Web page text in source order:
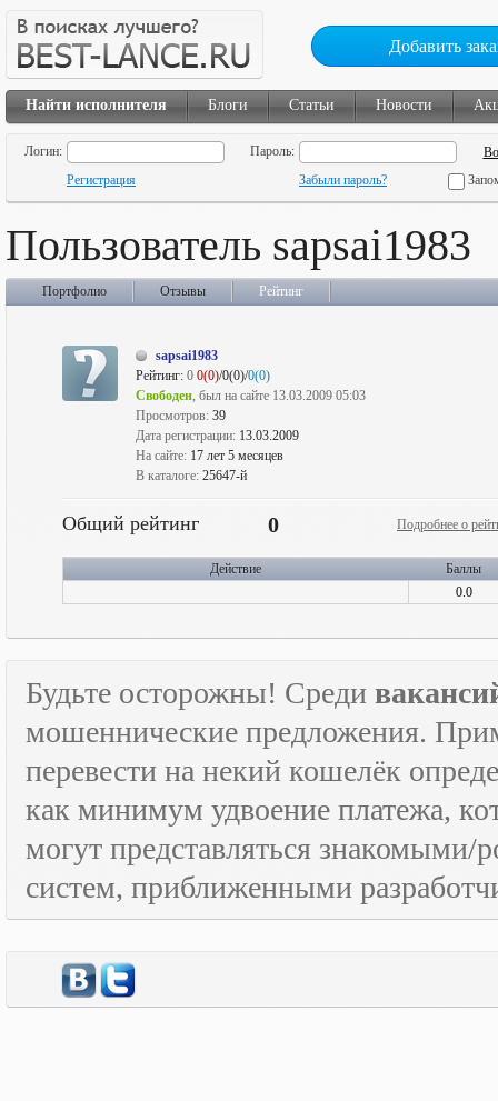
Добавить
Найти исполнителя Блоги Статьи Новости
Логин:
Пароль:
Регистрация
Забыли пароль?
Пользователь sapsai1983
Портфолио Отзывы Рейтинг
sapsai1983
Рейтинг: 0 0(0)/0(0)/0(0)
Свободен, был на сайте 13.03.2009 05:03
Просмотров: 39
Дата регистрации: 13.03.2009
На сайте: 17 лет 5 месяцев
В каталоге: 25647-й
Общий рейтинг 0 Подробнее о
Действие
Баллы
0.0
Будьте осторожны! Среди
мошеннические предложения.
перевести на некий кошелёк
как минимум удвоение платежа,
могут представляться знакомыми/
систем, приближенными